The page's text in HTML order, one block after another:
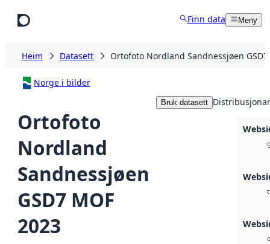
Finn data Meny
Heim Datasett Ortofoto Nordland Sandnessjøen GSD7
Norge i bilder
Ortofoto
Nordland
Sandnessjøen
GSD7 MOF
2023
Bruk datasett Distribusjonar